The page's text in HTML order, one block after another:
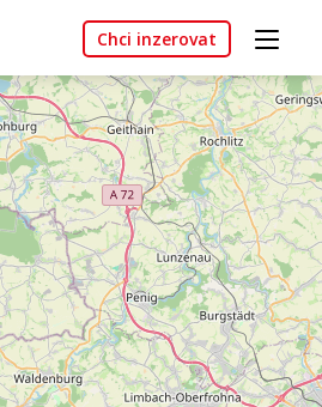
Chci inzerovat